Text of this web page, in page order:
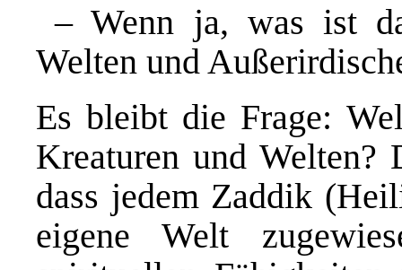
– Wenn ja, was ist
Welten und
Es bleibt die Frage:
Kreaturen und
dass jedem Zaddik
eigene Welt